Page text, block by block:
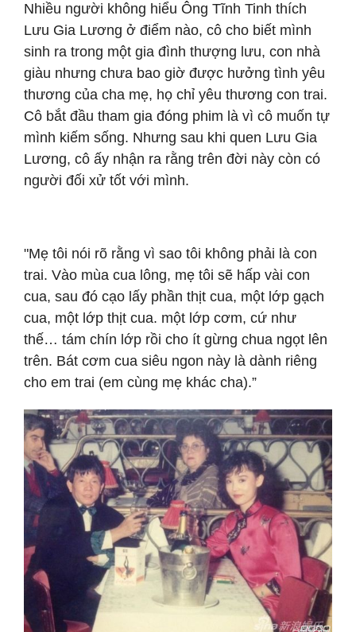
Nhiều người không hiểu Ông Tĩnh Tinh thích
Lưu Gia Lương ở điểm nào, cô cho biết mình
sinh ra trong một gia đình thượng lưu, con nhà
giàu nhưng chưa bao giờ được hưởng tình yêu
thương của cha mẹ, họ chỉ yêu thương con trai.
Cô bắt đầu tham gia đóng phim là vì cô muốn tự
mình kiếm sống. Nhưng sau khi quen Lưu Gia
Lương, cô ấy nhận ra rằng trên đời này còn có
người đối xử tốt với mình.
"Mẹ tôi nói rõ rằng vì sao tôi không phải là con
trai. Vào mùa cua lông, mẹ tôi sẽ hấp vài con
cua, sau đó cạo lấy phần thịt cua, một lớp gạch
cua, một lớp thịt cua. một lớp cơm, cứ như
thế… tám chín lớp rồi cho ít gừng chua ngọt lên
trên. Bát cơm cua siêu ngon này là dành riêng
cho em trai (em cùng mẹ khác cha).”